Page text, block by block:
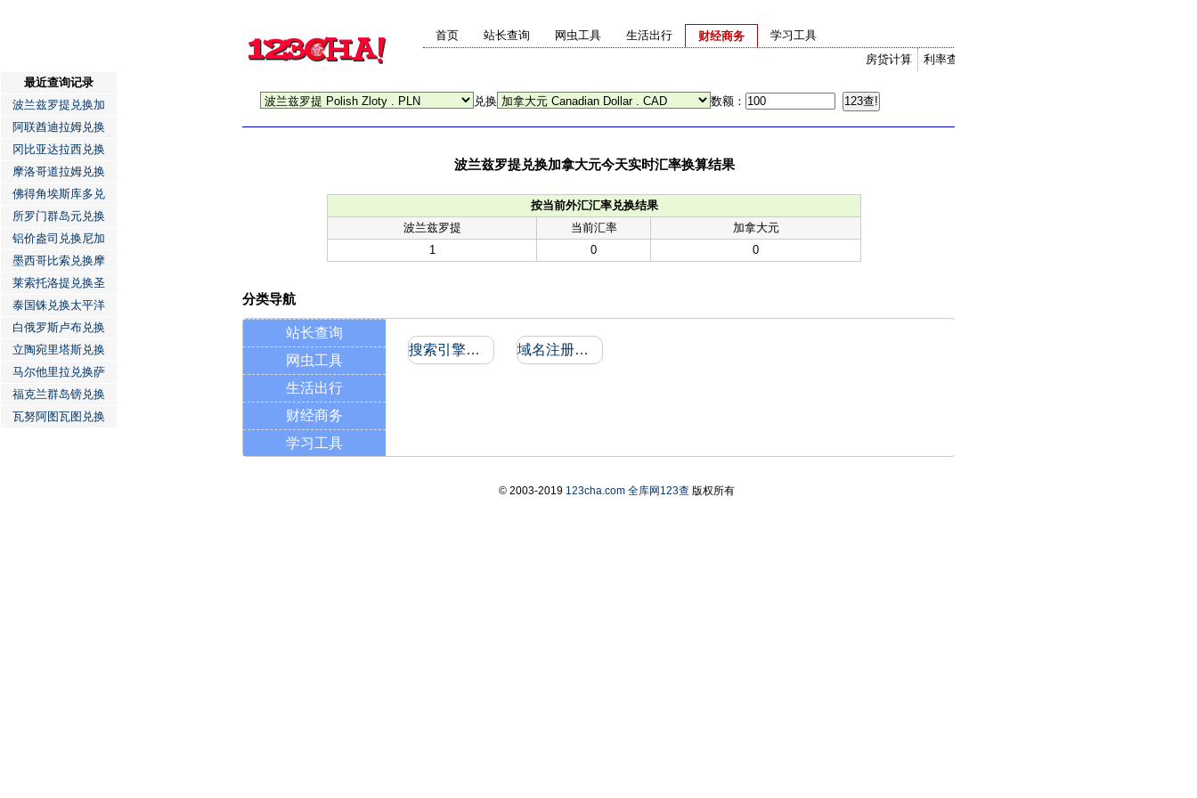
首页 站长查询 网虫工具 生活出行
财经商务
利率查询
房贷计算
学习工具
兑换 数额：
波兰兹罗提兑换加拿大元今天实时汇率换算结果
按当前外汇汇率兑换结果
波兰兹罗提
当前汇率
加拿大元
1
0 0
最近查询记录
波兰兹罗提兑换加
阿联酋迪拉姆兑换
冈比亚达拉西兑换
摩洛哥道拉姆兑换
佛得角埃斯库多兑
所罗门群岛元兑换
铝价盎司兑换尼加
墨西哥比索兑换摩
莱索托洛提兑换圣
泰国铢兑换太平洋
白俄罗斯卢布兑换
立陶宛里塔斯兑换
马尔他里拉兑换萨
福克兰群岛镑兑换
瓦努阿图瓦图兑换
分类导航
站长查询
网虫工具
生活出行
财经商务
学习工具
搜索引擎收录和反向链接 域名注册信息
© 2003-2019 123cha.com 全库网123查版权所有